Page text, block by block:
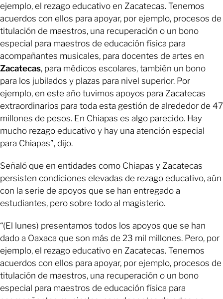
ejemplo, el rezago educativo en Zacatecas. Tenemos
acuerdos con ellos para apoyar, por ejemplo, procesos de
titulación de maestros, una recuperación o un bono
especial para maestros de educación física para
acompañantes musicales, para docentes de artes en
Zacatecas, para médicos escolares, también un bono
para los jubilados y plazas para nivel superior. Por
ejemplo, en este año tuvimos apoyos para Zacatecas
extraordinarios para toda esta gestión de alrededor de 47
millones de pesos. En Chiapas es algo parecido. Hay
mucho rezago educativo y hay una atención especial
para Chiapas”, dijo.
Señaló que en entidades como Chiapas y Zacatecas
persisten condiciones elevadas de rezago educativo, aún
con la serie de apoyos que se han entregado a
estudiantes, pero sobre todo al magisterio.
“(El lunes) presentamos todos los apoyos que se han
dado a Oaxaca que son más de 23 mil millones. Pero, por
ejemplo, el rezago educativo en Zacatecas. Tenemos
acuerdos con ellos para apoyar, por ejemplo, procesos de
titulación de maestros, una recuperación o un bono
especial para maestros de educación física para